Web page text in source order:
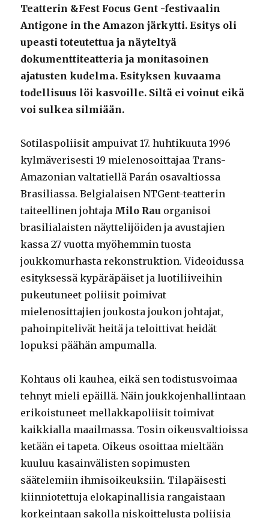
Teatterin &Fest Focus Gent -festivaalin
Antigone in the Amazon järkytti. Esitys oli
upeasti toteutettua ja näyteltyä
dokumenttiteatteria ja monitasoinen
ajatusten kudelma. Esityksen kuvaama
todellisuus löi kasvoille. Siltä ei voinut eikä
voi sulkea silmiään.
Sotilaspoliisit ampuivat 17. huhtikuuta 1996
kylmäverisesti 19 mielenosoittajaa Trans-
Amazonian valtatiellä Parán osavaltiossa
Brasiliassa. Belgialaisen NTGent-teatterin
taiteellinen johtaja Milo Rau organisoi
brasilialaisten näyttelijöiden ja avustajien
kassa 27 vuotta myöhemmin tuosta
joukkomurhasta rekonstruktion. Videoidussa
esityksessä kypäräpäiset ja luotiliiveihin
pukeutuneet poliisit poimivat
mielenosittajien joukosta joukon johtajat,
pahoinpitelivät heitä ja teloittivat heidät
lopuksi päähän ampumalla.
Kohtaus oli kauhea, eikä sen todistusvoimaa
tehnyt mieli epäillä. Näin joukkojenhallintaan
erikoistuneet mellakkapoliisit toimivat
kaikkialla maailmassa. Tosin oikeusvaltioissa
ketään ei tapeta. Oikeus osoittaa mieltään
kuuluu kasainvälisten sopimusten
säätelemiin ihmisoikeuksiin. Tilapäisesti
kiinniotettuja elokapinallisia rangaistaan
korkeintaan sakolla niskoittelusta poliisia